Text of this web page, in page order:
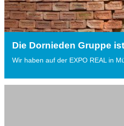
Die Dornieden Gruppe
Wir haben auf der EXPO REAL in